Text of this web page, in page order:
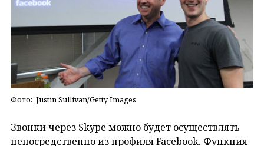
Фото: Justin Sullivan/Getty Images
Звонки через Skype можно будет осуществлять
непосредственно из профиля Facebook. Функция